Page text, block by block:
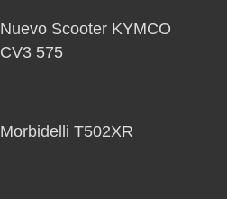
Nuevo Scooter KYMCO
CV3 575
Morbidelli T502XR